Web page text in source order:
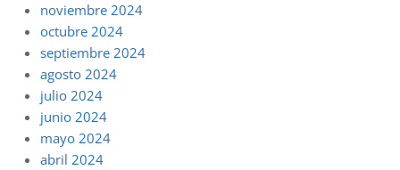
noviembre 2024
octubre 2024
septiembre 2024
agosto 2024
julio 2024
junio 2024
mayo 2024
abril 2024